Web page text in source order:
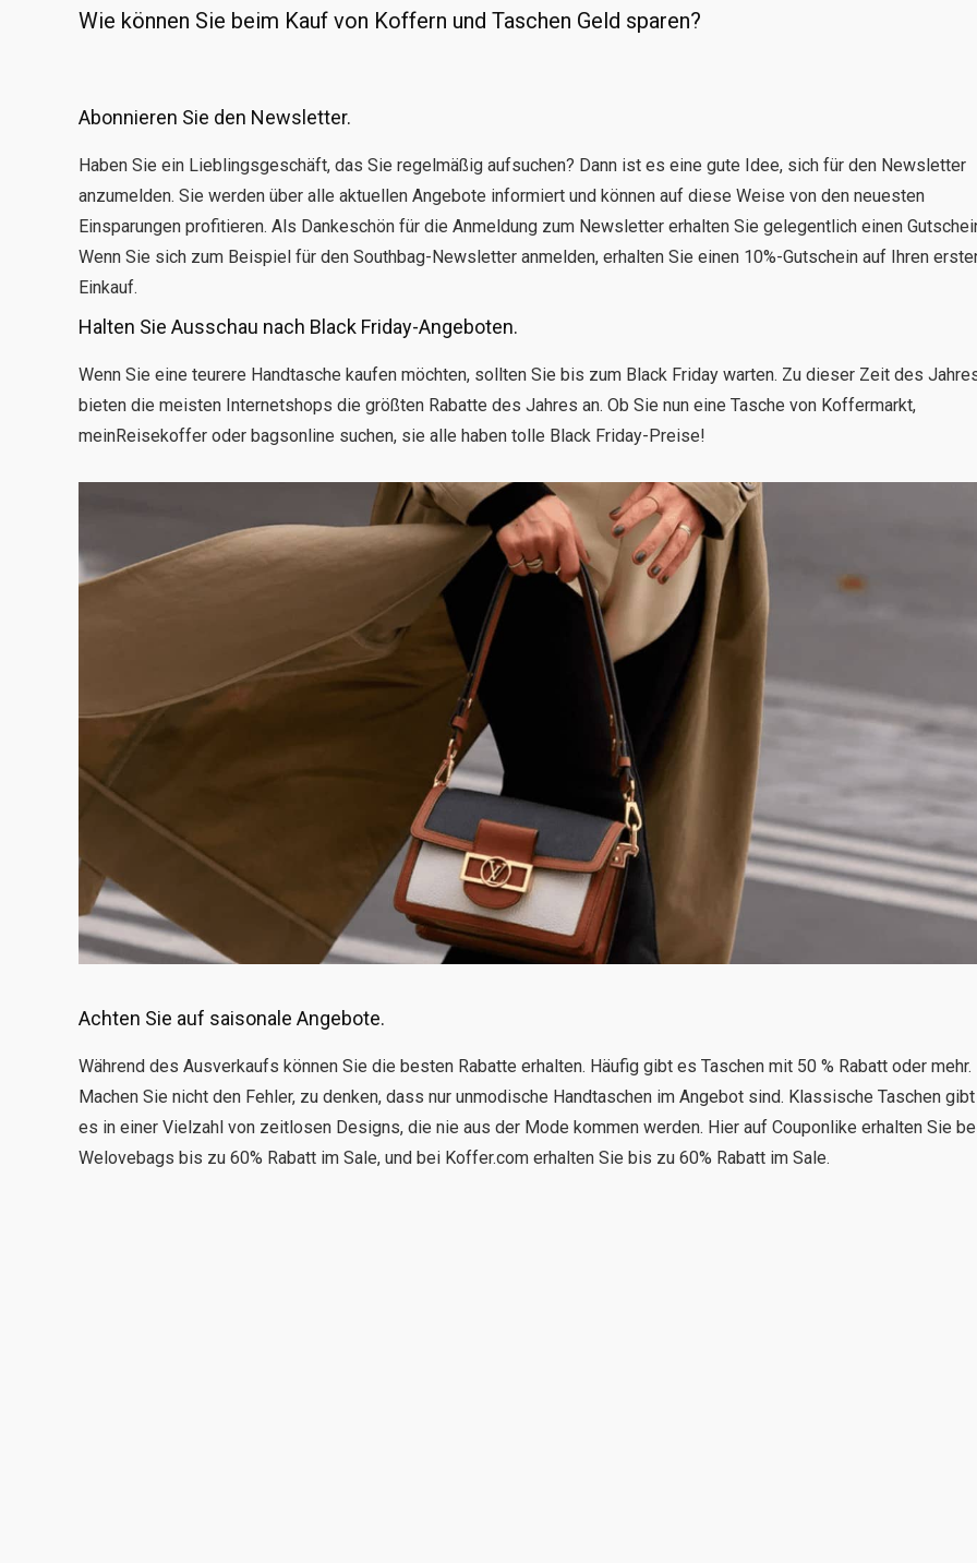
Wie können Sie beim Kauf von Koffern und Taschen Geld sparen?
Abonnieren Sie den Newsletter.
Haben Sie ein Lieblingsgeschäft, das Sie regelmäßig aufsuchen? Dann ist es eine gute Idee, sich für den Newsletter
anzumelden. Sie werden über alle aktuellen Angebote informiert und können auf diese Weise von den neuesten
Einsparungen profitieren. Als Dankeschön für die Anmeldung zum Newsletter erhalten Sie gelegentlich einen
Wenn Sie sich zum Beispiel für den Southbag-Newsletter anmelden, erhalten Sie einen 10%-Gutschein auf Ihren
Einkauf.
Halten Sie Ausschau nach Black Friday-Angeboten.
Wenn Sie eine teurere Handtasche kaufen möchten, sollten Sie bis zum Black Friday warten. Zu dieser Zeit des
bieten die meisten Internetshops die größten Rabatte des Jahres an. Ob Sie nun eine Tasche von Koffermarkt,
meinReisekoffer oder bagsonline suchen, sie alle haben tolle Black Friday-Preise!
Achten Sie auf saisonale Angebote.
Während des Ausverkaufs können Sie die besten Rabatte erhalten. Häufig gibt es Taschen mit 50 % Rabatt oder mehr.
Machen Sie nicht den Fehler, zu denken, dass nur unmodische Handtaschen im Angebot sind. Klassische Taschen gibt
es in einer Vielzahl von zeitlosen Designs, die nie aus der Mode kommen werden. Hier auf Couponlike erhalten Sie
Welovebags bis zu 60% Rabatt im Sale, und bei Koffer.com erhalten Sie bis zu 60% Rabatt im Sale.